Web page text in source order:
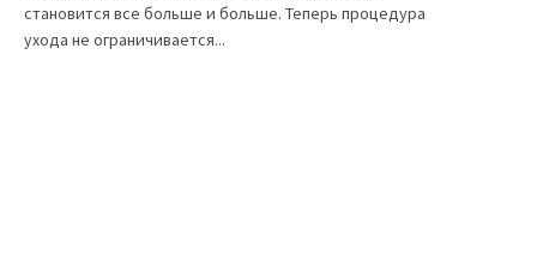
становится все больше и больше. Теперь процедура
ухода не ограничивается...